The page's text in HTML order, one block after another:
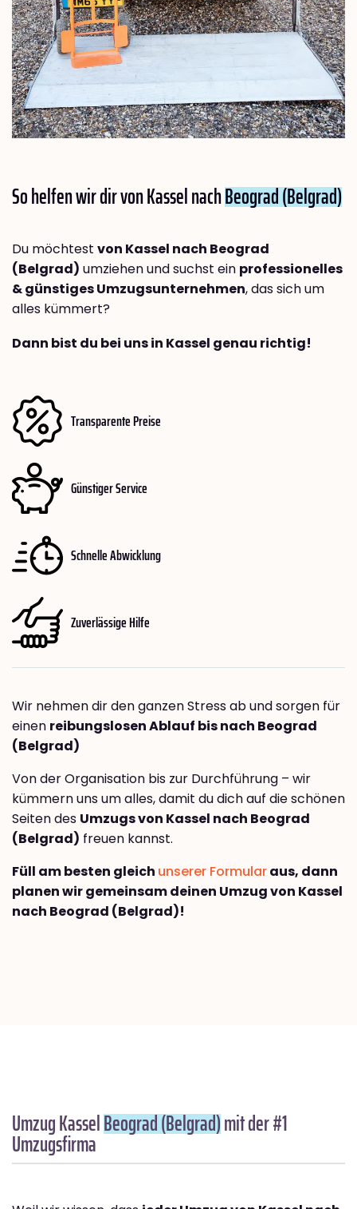
So helfen wir dir von Kassel nachBeograd (Belgrad)
Du möchtest von Kassel nach Beograd
(Belgrad) umziehen und suchst ein professionelles
& günstiges Umzugsunternehmen, das sich um
alles kümmert?
Dann bist du bei uns in Kassel genau richtig!
Transparente Preise
Günstiger Service
Schnelle Abwicklung
Zuverlässige Hilfe
Wir nehmen dir den ganzen Stress ab und sorgen für
einen reibungslosen Ablauf bis nach Beograd
(Belgrad)
Von der Organisation bis zur Durchführung – wir
kümmern uns um alles, damit du dich auf die schönen
Seiten des Umzugs von Kassel nach Beograd
(Belgrad) freuen kannst.
Füll am besten gleich unserer Formularaus, dann
planen wir gemeinsam deinen Umzug von Kassel
nach Beograd (Belgrad)!
Umzug KasselBeograd (Belgrad)mit der #1
Umzugsfirma